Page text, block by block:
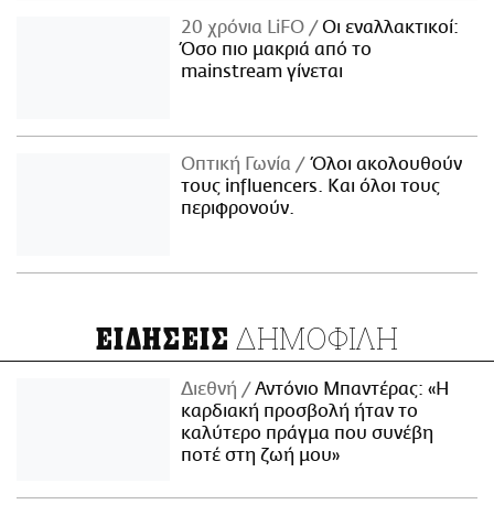
20 χρόνια LiFO
Οι εναλλακτικοί:
Όσο πιο μακριά από το
mainstream γίνεται
Οπτική Γωνία
Όλοι ακολουθούν
τους influencers. Και όλοι τους
περιφρονούν.
ΕΙΔΗΣΕΙΣ ΔΗΜΟΦΙΛΗ
Διεθνή
Αντόνιο Μπαντέρας: «Η
καρδιακή προσβολή ήταν το
καλύτερο πράγμα που συνέβη
ποτέ στη ζωή μου»